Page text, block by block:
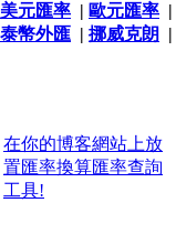
美元匯率 | 歐元匯率 |
泰幣外匯 | 挪威克朗 |
在你的博客網站上放
置匯率換算匯率查詢
工具!